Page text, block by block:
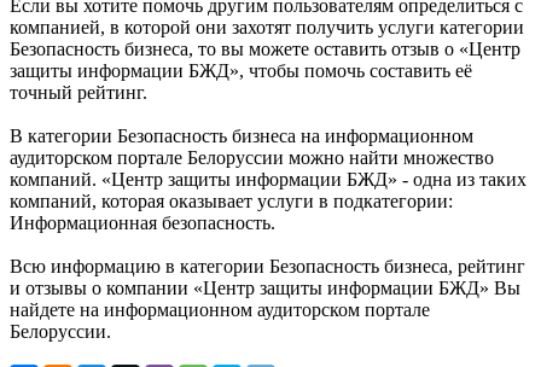
Если вы хотите помочь другим пользователям определиться с
компанией, в которой они захотят получить услуги категории
Безопасность бизнеса, то вы можете оставить отзыв о «Центр
защиты информации БЖД», чтобы помочь составить её
точный рейтинг.
В категории Безопасность бизнеса на информационном
аудиторском портале Белоруссии можно найти множество
компаний. «Центр защиты информации БЖД» - одна из таких
компаний, которая оказывает услуги в подкатегории:
Информационная безопасность.
Всю информацию в категории Безопасность бизнеса, рейтинг
и отзывы о компании «Центр защиты информации БЖД» Вы
найдете на информационном аудиторском портале
Белоруссии.